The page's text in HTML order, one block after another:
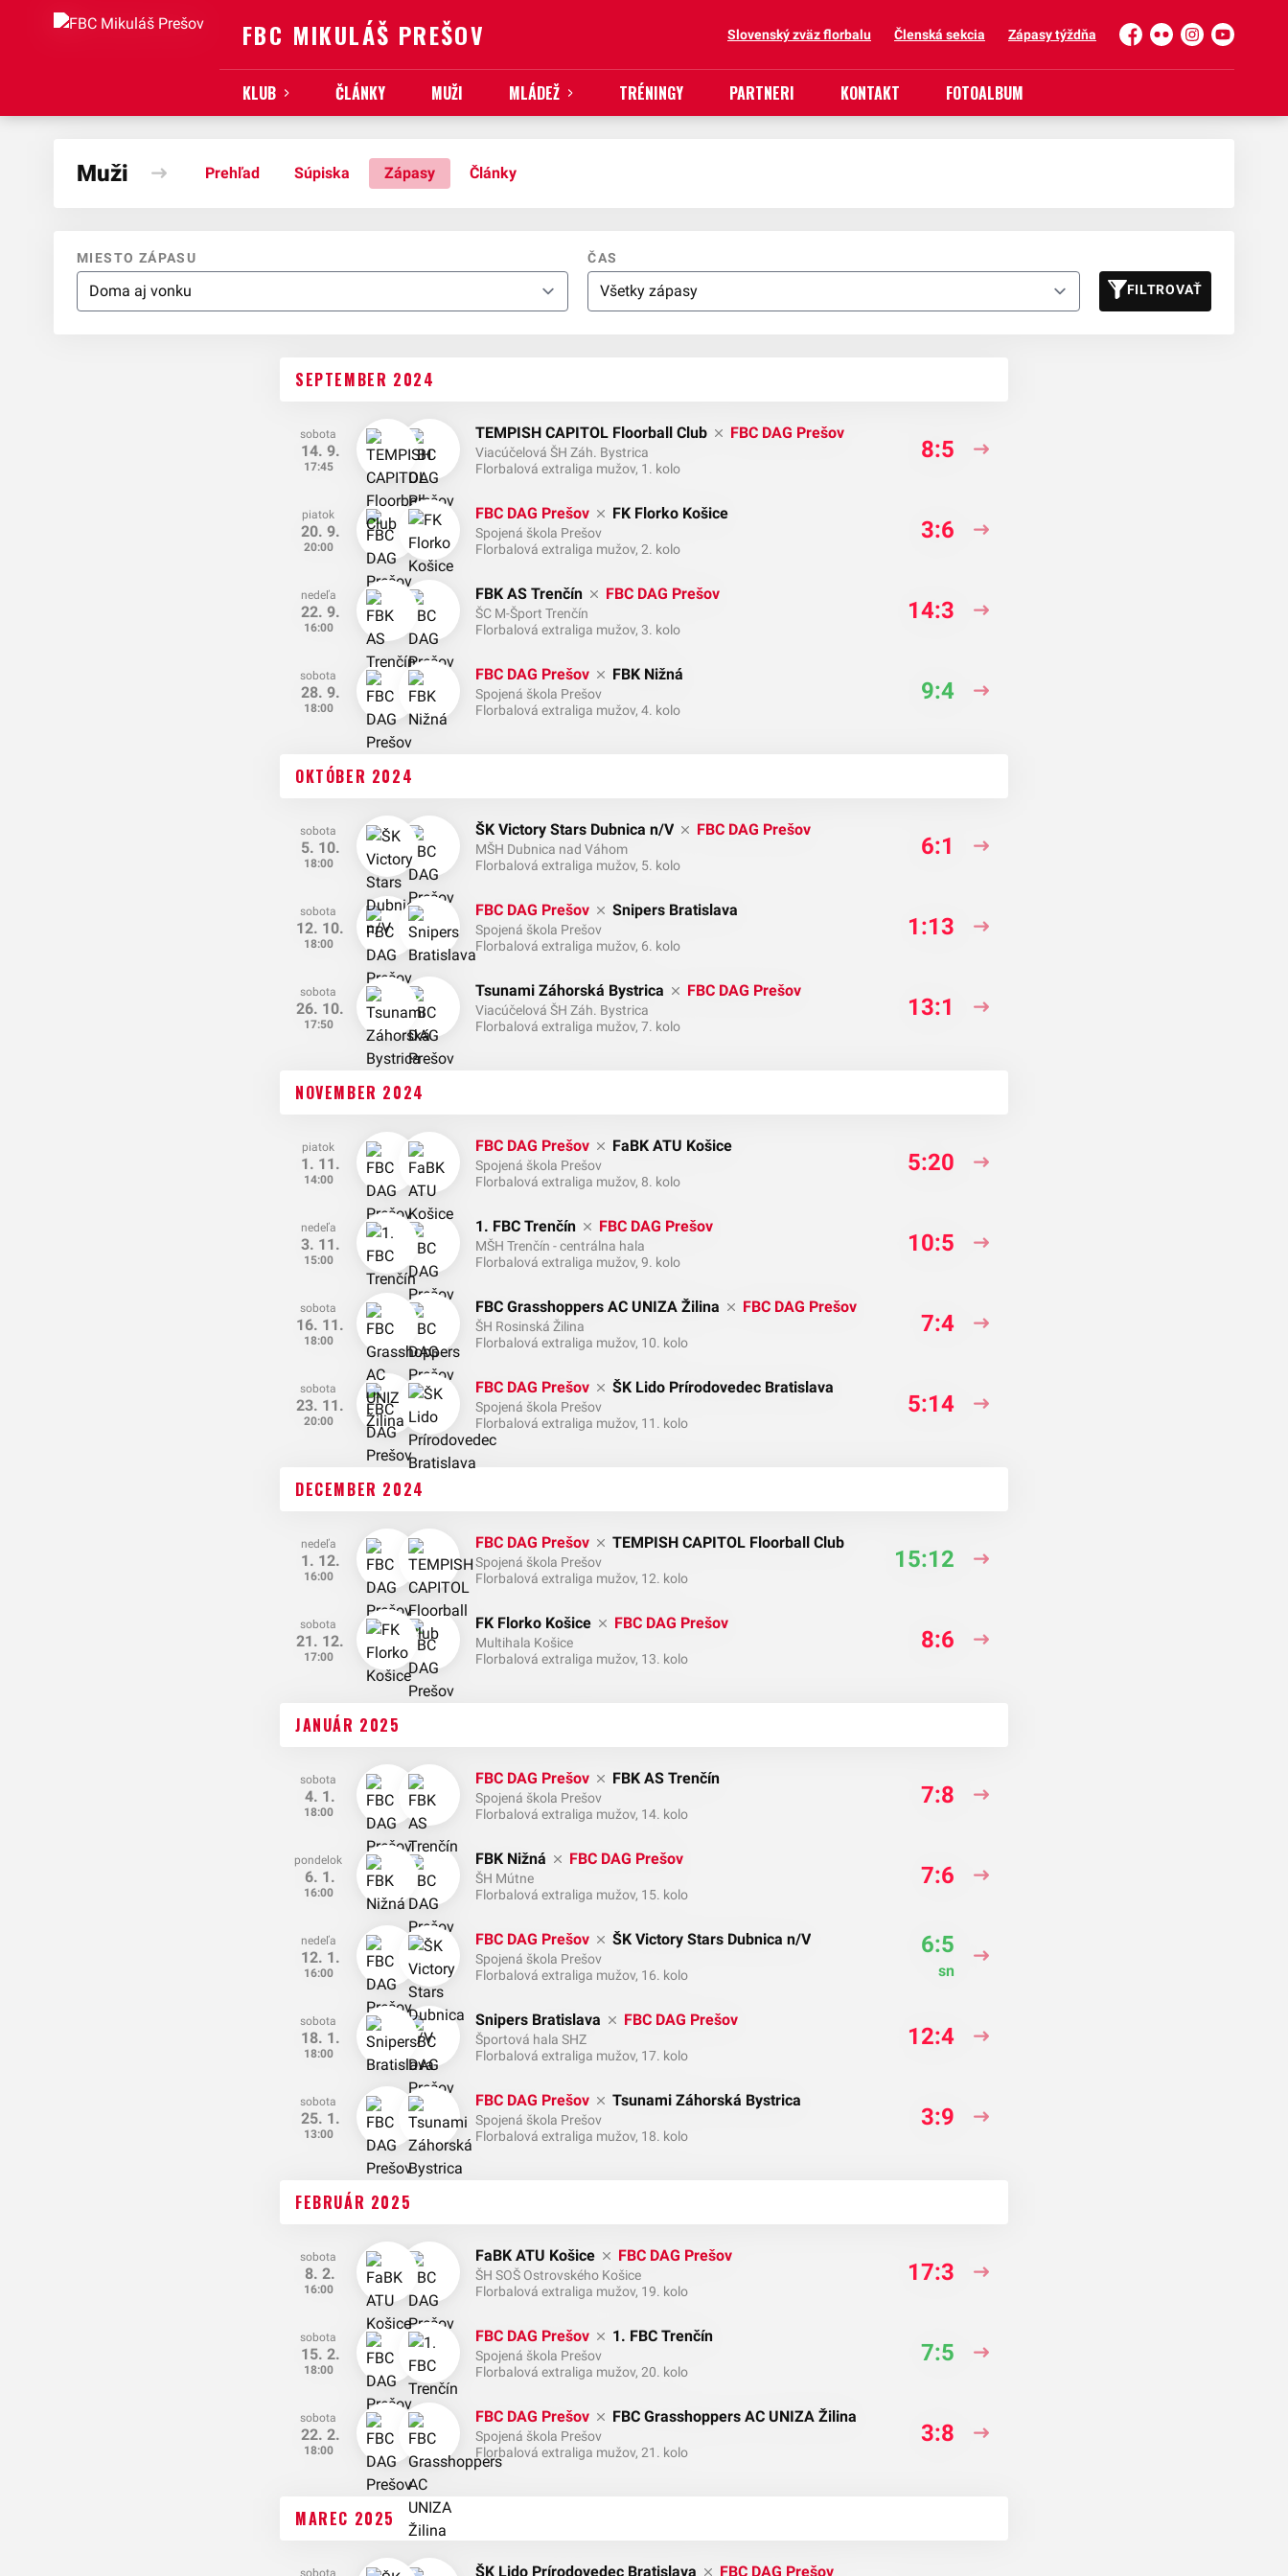
FBC MIKULÁŠ PREŠOV Slovenský zväz florbalu Členská sekcia Zápasy týždňa
Facebook
FlickrInstagramYouTube
KLUB ČLÁNKY MUŽI MLÁDEŽ TRÉNINGY PARTNERI KONTAKT FOTOALBUM
Muži Prehľad Súpiska Zápasy Články
MIESTO ZÁPASU ČAS
FILTROVAŤ
SEPTEMBER 2024
sobota
14. 9.
17:45
TEMPISH CAPITOL Floorball Club FBC DAG Prešov
Viacúčelová ŠH Záh. Bystrica
Florbalová extraliga mužov, 1. kolo
8:5
piatok
20. 9.
20:00
FBC DAG Prešov FK Florko Košice
Spojená škola Prešov
Florbalová extraliga mužov, 2. kolo
3:6
nedeľa
22. 9.
16:00
FBK AS Trenčín FBC DAG Prešov
ŠC M-Šport Trenčín
Florbalová extraliga mužov, 3. kolo
14:3
sobota
28. 9.
18:00
FBC DAG Prešov FBK Nižná
Spojená škola Prešov
Florbalová extraliga mužov, 4. kolo
9:4
OKTÓBER 2024
sobota
5. 10.
18:00
ŠK Victory Stars Dubnica n/V FBC DAG Prešov
MŠH Dubnica nad Váhom
Florbalová extraliga mužov, 5. kolo
6:1
sobota
12. 10.
18:00
FBC DAG Prešov Snipers Bratislava
Spojená škola Prešov
Florbalová extraliga mužov, 6. kolo
1:13
sobota
26. 10.
17:50
Tsunami Záhorská Bystrica FBC DAG Prešov
Viacúčelová ŠH Záh. Bystrica
Florbalová extraliga mužov, 7. kolo
13:1
NOVEMBER 2024
piatok
1. 11.
14:00
FBC DAG Prešov FaBK ATU Košice
Spojená škola Prešov
Florbalová extraliga mužov, 8. kolo
5:20
nedeľa
3. 11.
15:00
1. FBC Trenčín FBC DAG Prešov
MŠH Trenčín - centrálna hala
Florbalová extraliga mužov, 9. kolo
10:5
sobota
16. 11.
18:00
FBC Grasshoppers AC UNIZA Žilina FBC DAG Prešov
ŠH Rosinská Žilina
Florbalová extraliga mužov, 10. kolo
7:4
sobota
23. 11.
20:00
FBC DAG Prešov ŠK Lido Prírodovedec Bratislava
Spojená škola Prešov
Florbalová extraliga mužov, 11. kolo
5:14
DECEMBER 2024
nedeľa
1. 12.
16:00
FBC DAG Prešov TEMPISH CAPITOL Floorball Club
Spojená škola Prešov
Florbalová extraliga mužov, 12. kolo
15:12
sobota
21. 12.
17:00
FK Florko Košice FBC DAG Prešov
Multihala Košice
Florbalová extraliga mužov, 13. kolo
8:6
JANUÁR 2025
sobota
4. 1.
18:00
FBC DAG Prešov FBK AS Trenčín
Spojená škola Prešov
Florbalová extraliga mužov, 14. kolo
7:8
pondelok
6. 1.
16:00
FBK Nižná FBC DAG Prešov
ŠH Mútne
Florbalová extraliga mužov, 15. kolo
7:6
nedeľa
12. 1.
16:00
FBC DAG Prešov ŠK Victory Stars Dubnica n/V
Spojená škola Prešov
Florbalová extraliga mužov, 16. kolo
6:5
sn
sobota
18. 1.
18:00
Snipers Bratislava FBC DAG Prešov
Športová hala SHZ
Florbalová extraliga mužov, 17. kolo
12:4
sobota
25. 1.
13:00
FBC DAG Prešov Tsunami Záhorská Bystrica
Spojená škola Prešov
Florbalová extraliga mužov, 18. kolo
3:9
FEBRUÁR 2025
sobota
8. 2.
16:00
FaBK ATU Košice FBC DAG Prešov
ŠH SOŠ Ostrovského Košice
Florbalová extraliga mužov, 19. kolo
17:3
sobota
15. 2.
18:00
FBC DAG Prešov 1. FBC Trenčín
Spojená škola Prešov
Florbalová extraliga mužov, 20. kolo
7:5
sobota
22. 2.
18:00
FBC DAG Prešov FBC Grasshoppers AC UNIZA Žilina
Spojená škola Prešov
Florbalová extraliga mužov, 21. kolo
3:8
MAREC 2025
sobota ŠK Lido Prírodovedec Bratislava FBC DAG Prešov